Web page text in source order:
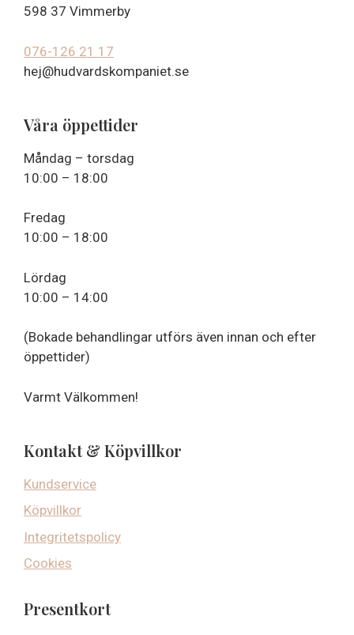
598 37 Vimmerby
076-126 21 17
hej@hudvardskompaniet.se
Våra öppettider
Måndag – torsdag
10:00 – 18:00
Fredag
10:00 – 18:00
Lördag
10:00 – 14:00
(Bokade behandlingar utförs även innan och efter
öppettider)
Varmt Välkommen!
Kontakt & Köpvillkor
Kundservice
Köpvillkor
Integritetspolicy
Cookies
Presentkort